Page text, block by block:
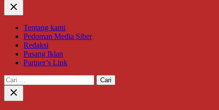
Close
Tentang kami
Pedoman Media Siber
Redaksi
Pasang Iklan
Partner’s Link
Cari
untuk:
Close
search